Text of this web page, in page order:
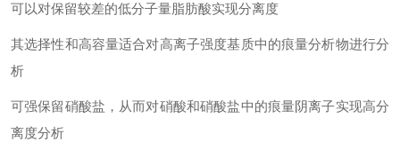
可以对保留较差的低分子量脂肪酸实现分离度
其选择性和高容量适合对高离子强度基质中的痕量分析物进行分
析
可强保留硝酸盐，从而对硝酸和硝酸盐中的痕量阴离子实现高分
离度分析